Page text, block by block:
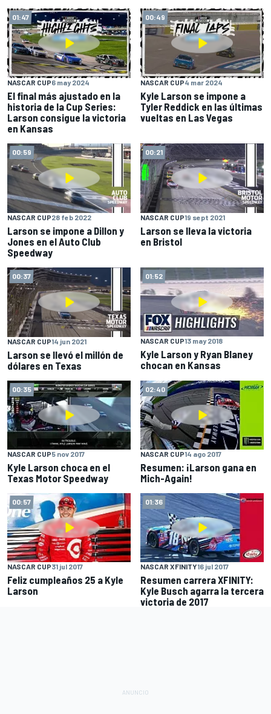
01:47
NASCAR CUP6 may 2024
El final más ajustado en la
historia de la Cup Series:
Larson consigue la victoria
en Kansas
00:49
NASCAR CUP4 mar 2024
Kyle Larson se impone a
Tyler Reddick en las últimas
vueltas en Las Vegas
00:59
NASCAR CUP28 feb 2022
Larson se impone a Dillon y
Jones en el Auto Club
Speedway
00:21
NASCAR CUP19 sept 2021
Larson se lleva la victoria
en Bristol
00:37
NASCAR CUP14 jun 2021
Larson se llevó el millón de
dólares en Texas
01:52
NASCAR CUP13 may 2018
Kyle Larson y Ryan Blaney
chocan en Kansas
00:35
NASCAR CUP5 nov 2017
Kyle Larson choca en el
Texas Motor Speedway
02:40
NASCAR CUP14 ago 2017
Resumen: ¡Larson gana en
Mich-Again!
00:57
NASCAR CUP31 jul 2017
Feliz cumpleaños 25 a Kyle
Larson
01:36
NASCAR XFINITY16 jul 2017
Resumen carrera XFINITY:
Kyle Busch agarra la tercera
victoria de 2017